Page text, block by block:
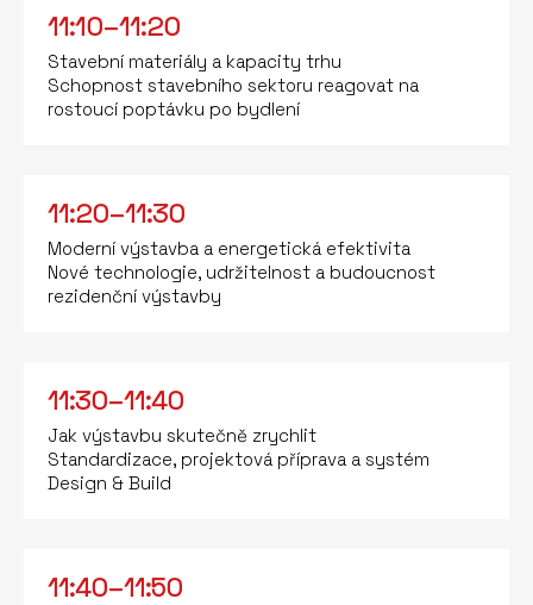
11:10–11:20
Stavební materiály a kapacity trhu
Schopnost stavebního sektoru reagovat na
rostoucí poptávku po bydlení
11:20–11:30
Moderní výstavba a energetická efektivita
Nové technologie, udržitelnost a budoucnost
rezidenční výstavby
11:30–11:40
Jak výstavbu skutečně zrychlit
Standardizace, projektová příprava a systém
Design & Build
11:40–11:50